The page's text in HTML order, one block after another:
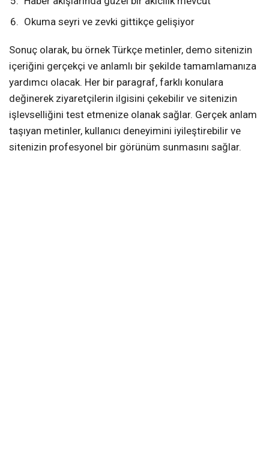
Okuma seyri ve zevki gittikçe gelişiyor
Sonuç olarak, bu örnek Türkçe metinler, demo sitenizin
içeriğini gerçekçi ve anlamlı bir şekilde tamamlamanıza
yardımcı olacak. Her bir paragraf, farklı konulara
değinerek ziyaretçilerin ilgisini çekebilir ve sitenizin
işlevselliğini test etmenize olanak sağlar. Gerçek anlam
taşıyan metinler, kullanıcı deneyimini iyileştirebilir ve
sitenizin profesyonel bir görünüm sunmasını sağlar.